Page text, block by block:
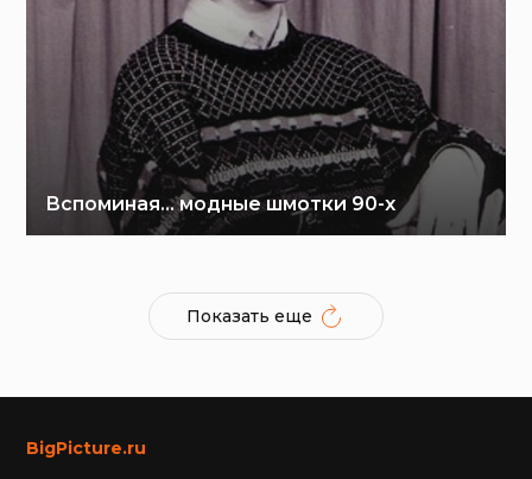
Вспоминая… модные шмотки 90-х
Показать еще
BigPicture.ru